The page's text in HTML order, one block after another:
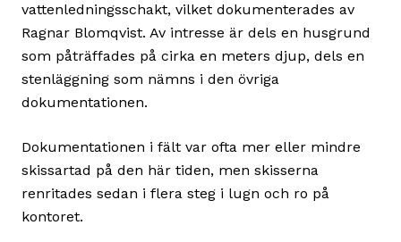
vattenledningsschakt, vilket dokumenterades av
Ragnar Blomqvist. Av intresse är dels en husgrund
som påträffades på cirka en meters djup, dels en
stenläggning som nämns i den övriga
dokumentationen.
Dokumentationen i fält var ofta mer eller mindre
skissartad på den här tiden, men skisserna
renritades sedan i flera steg i lugn och ro på
kontoret.